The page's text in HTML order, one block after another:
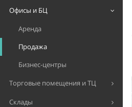
Офисы и БЦ
Аренда
Продажа
Бизнес-центры
Торговые помещения и ТЦ
Склады